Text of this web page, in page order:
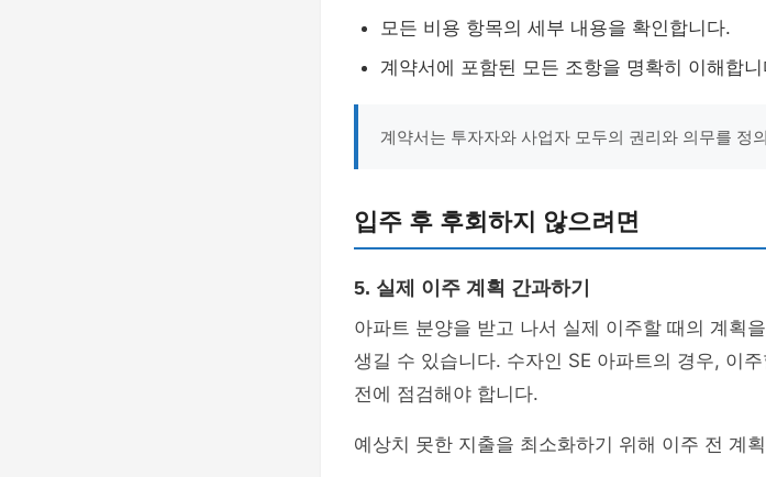
모든 비용 항목의 세부 내용을 확인합니다.
계약서에 포함된 모든 조항을 명확히 이해합니
계약서는 투자자와 사업자 모두의 권리와 의무를 정
입주 후 후회하지 않으려면
5. 실제 이주 계획 간과하기
아파트 분양을 받고 나서 실제 이주할 때의 계획
생길 수 있습니다. 수자인 SE 아파트의 경우, 이
전에 점검해야 합니다.
예상치 못한 지출을 최소화하기 위해 이주 전 계